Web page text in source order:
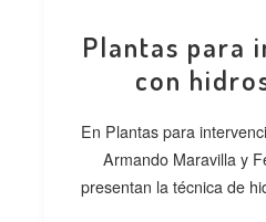
Plantas para
con
En Plantas para
Armando Maravilla y
presentan la técnica de